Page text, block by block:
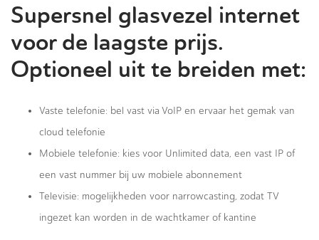
Supersnel glasvezel internet
voor de laagste prijs.
Optioneel uit te breiden met:
Vaste telefonie: bel vast via VoIP en ervaar het gemak van
cloud telefonie
Mobiele telefonie: kies voor Unlimited data, een vast IP of
een vast nummer bij uw mobiele abonnement
Televisie: mogelijkheden voor narrowcasting, zodat TV
ingezet kan worden in de wachtkamer of kantine